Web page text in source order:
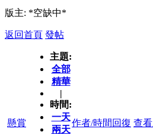
版主: *空缺中*
返回首頁 發帖
懸賞
主題:
全部
精華
|
時間:
一天
兩天
作者/時間 回復 查看